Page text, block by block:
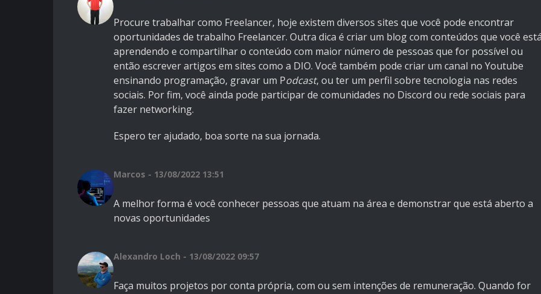
Procure trabalhar como Freelancer, hoje existem diversos sites que você pode encontrar
oportunidades de trabalho Freelancer. Outra dica é criar um blog com conteúdos que você
aprendendo e compartilhar o conteúdo com maior número de pessoas que for possível ou
então escrever artigos em sites como a DIO. Você também pode criar um canal no Youtube
ensinando programação, gravar um Podcast, ou ter um perfil sobre tecnologia nas redes
sociais. Por fim, você ainda pode participar de comunidades no Discord ou rede sociais para
fazer networking.
Espero ter ajudado, boa sorte na sua jornada.
Marcos - 13/08/2022 13:51
A melhor forma é você conhecer pessoas que atuam na área e demonstrar que está aberto a
novas oportunidades
Alexandro Loch - 13/08/2022 09:57
Faça muitos projetos por conta própria, com ou sem intenções de remuneração. Quando for